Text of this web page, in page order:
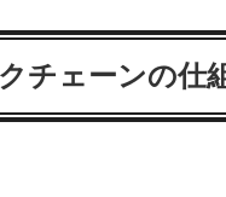
チェーンの